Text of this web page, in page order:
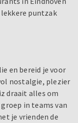
puntzak
en bereid je voor
nostalgie, plezier
draait alles om
in teams van
je vrienden de